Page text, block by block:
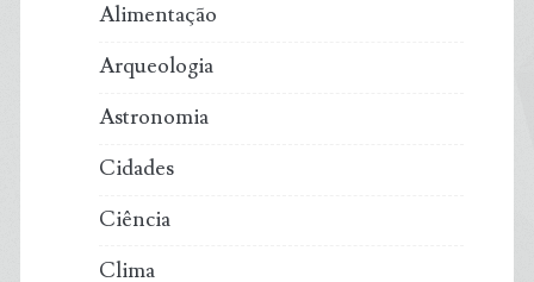
Alimentação
Arqueologia
Astronomia
Cidades
Ciência
Clima